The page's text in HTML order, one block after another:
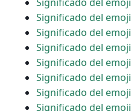
Significado del
Significado del
Significado del
Significado del
Significado del
Significado del
Significado del